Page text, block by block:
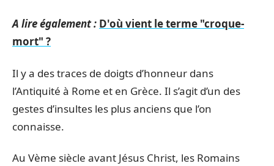
A lire également : D'où vient le terme "croque-
mort" ?
Il y a des traces de doigts d’honneur dans
l’Antiquité à Rome et en Grèce. Il s’agit d’un des
gestes d’insultes les plus anciens que l’on
connaisse.
Au Vème siècle avant Jésus Christ, les Romains